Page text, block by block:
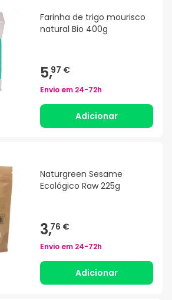
Farinha de trigo mourisco
natural Bio 400g
5,97 €
Envio em 24-72h
Adicionar
Naturgreen Sesame
Ecológico Raw 225g
3,76 €
Envio em 24-72h
Adicionar